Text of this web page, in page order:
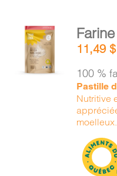
AJOUTER
AU
PANIER
DÉTAILS
11,49$
100 %
Pastille
Nutritive
moelleux.